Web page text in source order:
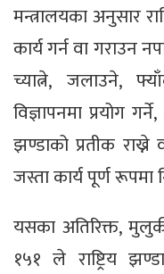
मन्त्रालयका अनुसार
कार्य गर्न वा गराउन
च्यात्ने, जलाउने,
विज्ञापनमा प्रयोग
झण्डाको प्रतीक राख्ने
जस्ता कार्य पूर्ण रूपमा
यसका अतिरिक्त,
१५१ ले राष्ट्रिय